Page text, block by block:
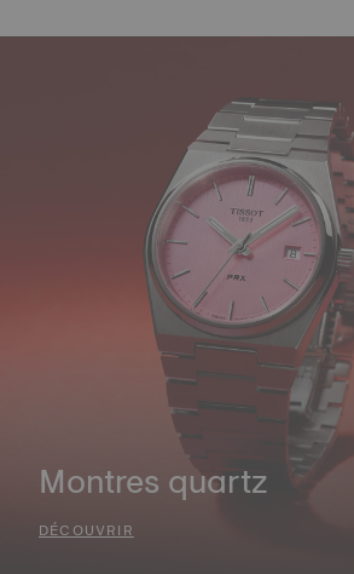
Montres quartz
DÉCOUVRIR